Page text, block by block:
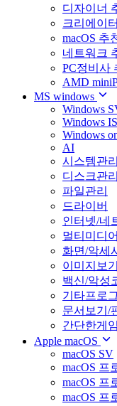
디자이너
크리에이
macOS 추
네트워크
PC정비사
AMD
MS windows
Windows
Windows
Windows
AI
시스템관리
디스크관리
파일관리
드라이버
인터넷/네
멀티미디어
화면/악세
이미지보
백신/악성
기타프로
문서보기/
간단한게임
Apple macOS
macOS SV
macOS 프
macOS 프
macOS 프